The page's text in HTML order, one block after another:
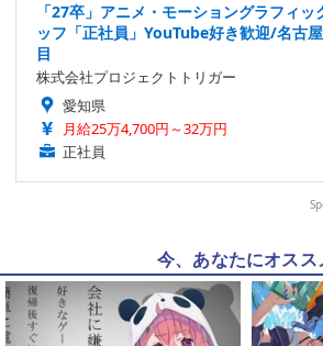
「27卒」アニメ・モーショングラフィ
ッフ「正社員」YouTube好き歓迎/名古
目
株式会社プロジェクトトリガー
愛知県
月給25万4,700円～32万円
正社員
今、あなたにオスス